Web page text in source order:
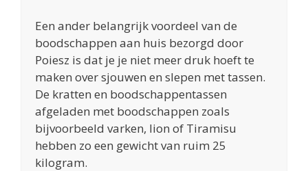
Een ander belangrijk voordeel van de
boodschappen aan huis bezorgd door
Poiesz is dat je je niet meer druk hoeft te
maken over sjouwen en slepen met tassen.
De kratten en boodschappentassen
afgeladen met boodschappen zoals
bijvoorbeeld varken, lion of Tiramisu
hebben zo een gewicht van ruim 25
kilogram.